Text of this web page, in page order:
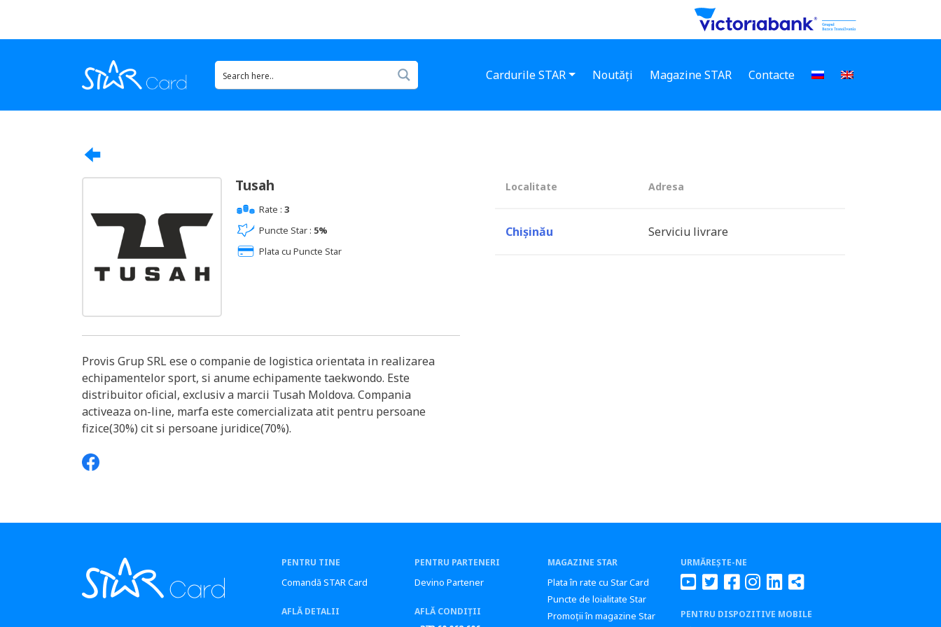
Cardurile STAR Noutăți Magazine STAR Contacte
Tusah
Rate : 3
Puncte Star : 5%
Plata cu Puncte Star
Provis Grup SRL ese o companie de logistica orientata in realizarea
echipamentelor sport, si anume echipamente taekwondo. Este
distribuitor oficial, exclusiv a marcii Tusah Moldova. Compania
activeaza on-line, marfa este comercializata atit pentru persoane
fizice(30%) cit si persoane juridice(70%).
Localitate Adresa
Chișinău Serviciu livrare
PENTRU TINE
Comandă STAR Card
AFLĂ DETALII
PENTRU PARTENERI
Devino Partener
AFLĂ CONDIȚII
MAGAZINE STAR
Plata în rate cu Star Card
Puncte de loialitate Star
Promoții în magazine Star
URMĂREȘTE-NE
PENTRU DISPOZITIVE MOBILE